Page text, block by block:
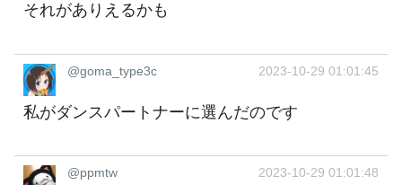
それがありえるかも
@goma_type3c 2023-10-29 01:01:45
私がダンスパートナーに選んだのです
@ppmtw 2023-10-29 01:01:48